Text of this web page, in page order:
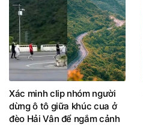
Xác minh clip nhóm người
dừng ô tô giữa khúc cua ở
đèo Hải Vân để ngắm cảnh